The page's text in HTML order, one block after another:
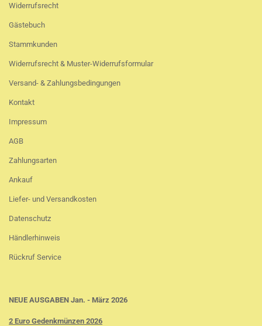
Widerrufsrecht
Gästebuch
Stammkunden
Widerrufsrecht & Muster-Widerrufsformular
Versand- & Zahlungsbedingungen
Kontakt
Impressum
AGB
Zahlungsarten
Ankauf
Liefer- und Versandkosten
Datenschutz
Händlerhinweis
Rückruf Service
NEUE AUSGABEN Jan. - März 2026
2 Euro Gedenkmünzen 2026